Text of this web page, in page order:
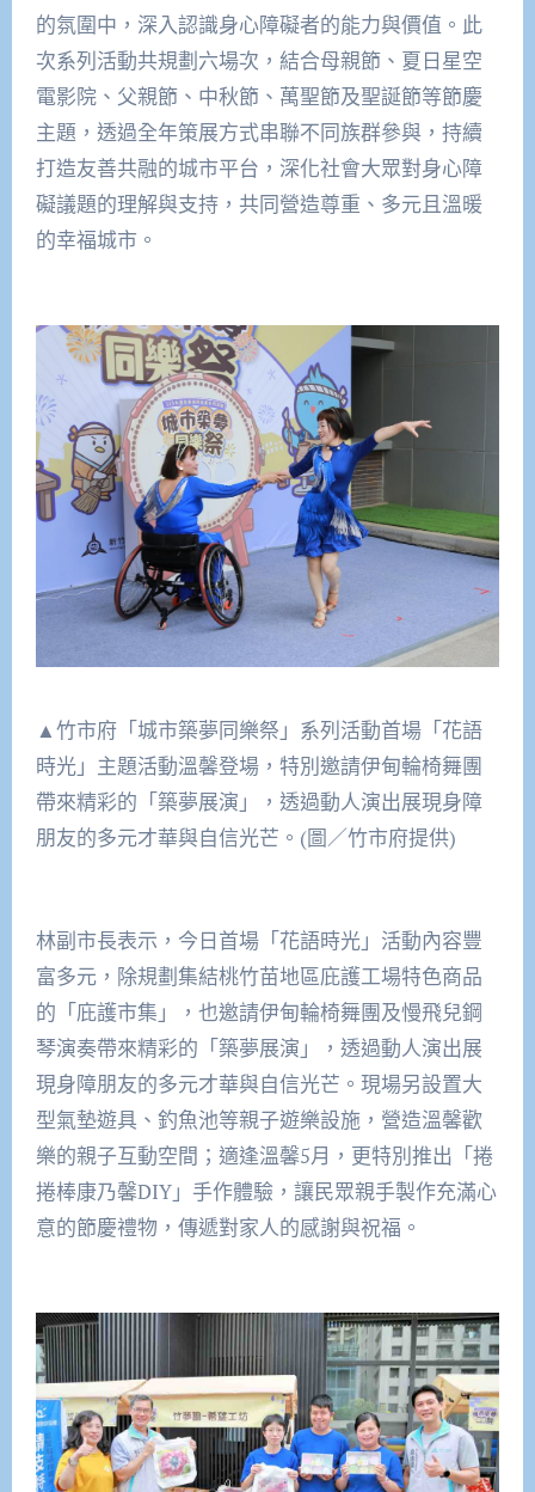
的氛圍中，深入認識身心障礙者的能力與價值。此
次系列活動共規劃六場次，結合母親節、夏日星空
電影院、父親節、中秋節、萬聖節及聖誕節等節慶
主題，透過全年策展方式串聯不同族群參與，持續
打造友善共融的城市平台，深化社會大眾對身心障
礙議題的理解與支持，共同營造尊重、多元且溫暖
的幸福城市。
▲竹市府「城市築夢同樂祭」系列活動首場「花語
時光」主題活動溫馨登場，特別邀請伊甸輪椅舞團
帶來精彩的「築夢展演」，透過動人演出展現身障
朋友的多元才華與自信光芒。(圖／竹市府提供)
林副市長表示，今日首場「花語時光」活動內容豐
富多元，除規劃集結桃竹苗地區庇護工場特色商品
的「庇護市集」，也邀請伊甸輪椅舞團及慢飛兒鋼
琴演奏帶來精彩的「築夢展演」，透過動人演出展
現身障朋友的多元才華與自信光芒。現場另設置大
型氣墊遊具、釣魚池等親子遊樂設施，營造溫馨歡
樂的親子互動空間；適逢溫馨5月，更特別推出「捲
捲棒康乃馨DIY」手作體驗，讓民眾親手製作充滿心
意的節慶禮物，傳遞對家人的感謝與祝福。